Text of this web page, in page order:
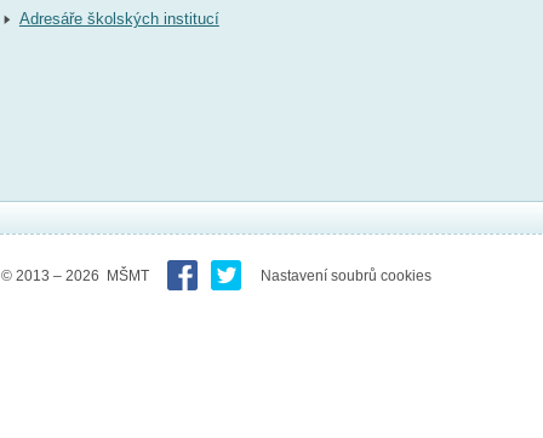
Adresáře školských institucí
© 2013 – 2026 MŠMT Nastavení soubrů cookies